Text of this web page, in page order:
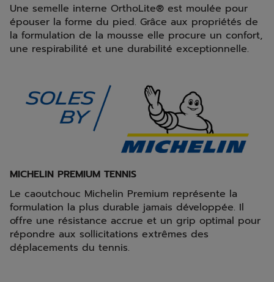
Une semelle interne OrthoLite® est moulée pour
épouser la forme du pied. Grâce aux propriétés de
la formulation de la mousse elle procure un confort,
une respirabilité et une durabilité exceptionnelle.
MICHELIN PREMIUM TENNIS
Le caoutchouc Michelin Premium représente la
formulation la plus durable jamais développée. Il
offre une résistance accrue et un grip optimal pour
répondre aux sollicitations extrêmes des
déplacements du tennis.